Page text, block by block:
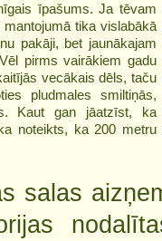
īpašums. Ja tēvam
tika vislabākā
pakāji, bet jaunākajam
pirms vairākiem gadu
vecākais dēls, taču
pludmales smiltiņās,
Kaut gan jāatzīst, ka
noteikts, ka 200 metru
salas